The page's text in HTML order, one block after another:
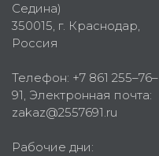
Седина)
350015, г. Краснодар,
Россия
Телефон: +7 861 255–76–
91, Электронная почта:
zakaz@2557691.ru
Рабочие дни: